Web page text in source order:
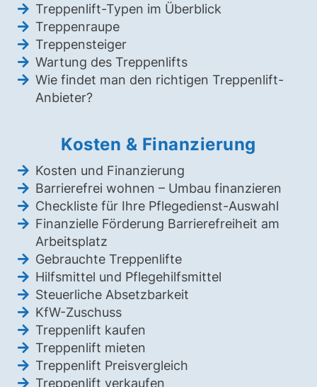
Treppenlift-Typen im Überblick
Treppenraupe
Treppensteiger
Wartung des Treppenlifts
Wie findet man den richtigen Treppenlift-
Anbieter?
Kosten & Finanzierung
Kosten und Finanzierung
Barrierefrei wohnen – Umbau finanzieren
Checkliste für Ihre Pflegedienst-Auswahl
Finanzielle Förderung Barrierefreiheit am
Arbeitsplatz
Gebrauchte Treppenlifte
Hilfsmittel und Pflegehilfsmittel
Steuerliche Absetzbarkeit
KfW-Zuschuss
Treppenlift kaufen
Treppenlift mieten
Treppenlift Preisvergleich
Treppenlift verkaufen